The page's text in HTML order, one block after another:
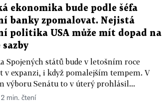
ekonomika bude podle šéfa
banky zpomalovat. Nejistá
politika USA může mít dopad na
sazby
Spojených států bude v letošním roce
v expanzi, i když pomalejším tempem. V
výboru Senátu to v úterý prohlásil...
2 min. čtení